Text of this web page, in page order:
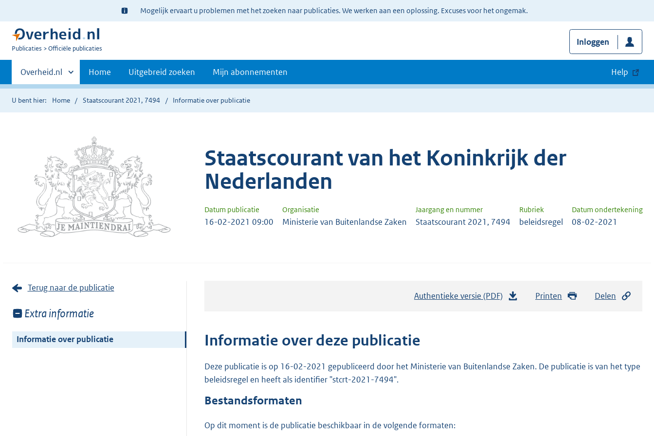
Ter
informatie:
Mogelijk ervaart u problemen met het zoeken naar publicaties. We werken aan een oplossing. Excuses voor het ongemak.
U
Publicaties Officiële publicaties
Inloggen
Primaire
navigatie
Andere
sites
binnen
Overheid.nl Home Uitgebreid zoeken Mijn abonnementen Help
U bent hier: Home Staatscourant 2021, 7494 Informatie over publicatie
Staatscourant van het Koninkrijk der
Nederlanden
Datum publicatie Organisatie Jaargang en nummer Rubriek Datum ondertekening
16-02-2021 09:00 Ministerie van Buitenlandse Zaken Staatscourant 2021, 7494 beleidsregel 08-02-2021
Terug naar de publicatie
Toon
van:
Extra informatie
Informatie over publicatie
Authentieke versie (PDF) Printen Delen
Informatie over deze publicatie
Deze publicatie is op 16-02-2021 gepubliceerd door het Ministerie van Buitenlandse Zaken. De publicatie is van het type
beleidsregel en heeft als identifier "stcrt-2021-7494".
Bestandsformaten
Op dit moment is de publicatie beschikbaar in de volgende formaten: